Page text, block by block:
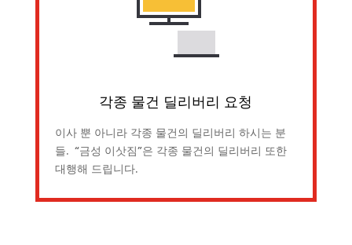
각종 물건 딜리버리 요청
이사 뿐 아니라 각종 물건의 딜리버리 하시는 분
들. “금성 이삿짐”은 각종 물건의 딜리버리 또한
대행해 드립니다.